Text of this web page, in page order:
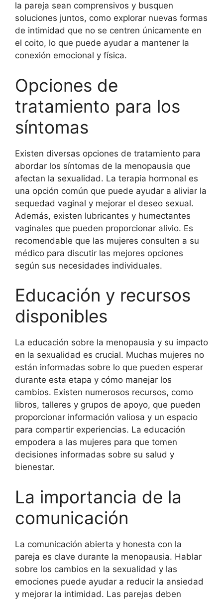
la pareja sean comprensivos y busquen
soluciones juntos, como explorar nuevas formas
de intimidad que no se centren únicamente en
el coito, lo que puede ayudar a mantener la
conexión emocional y física.
Opciones de
tratamiento para los
síntomas
Existen diversas opciones de tratamiento para
abordar los síntomas de la menopausia que
afectan la sexualidad. La terapia hormonal es
una opción común que puede ayudar a aliviar la
sequedad vaginal y mejorar el deseo sexual.
Además, existen lubricantes y humectantes
vaginales que pueden proporcionar alivio. Es
recomendable que las mujeres consulten a su
médico para discutir las mejores opciones
según sus necesidades individuales.
Educación y recursos
disponibles
La educación sobre la menopausia y su impacto
en la sexualidad es crucial. Muchas mujeres no
están informadas sobre lo que pueden esperar
durante esta etapa y cómo manejar los
cambios. Existen numerosos recursos, como
libros, talleres y grupos de apoyo, que pueden
proporcionar información valiosa y un espacio
para compartir experiencias. La educación
empodera a las mujeres para que tomen
decisiones informadas sobre su salud y
bienestar.
La importancia de la
comunicación
La comunicación abierta y honesta con la
pareja es clave durante la menopausia. Hablar
sobre los cambios en la sexualidad y las
emociones puede ayudar a reducir la ansiedad
y mejorar la intimidad. Las parejas deben